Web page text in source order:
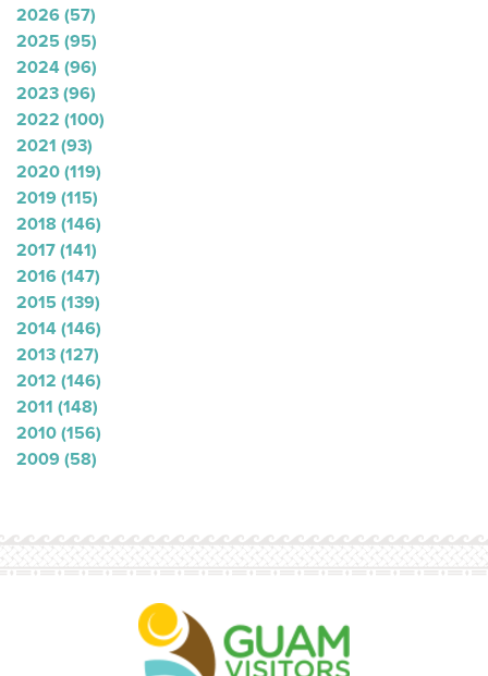
2026(57)
2025 (95)
2024(96)
2023(96)
2022 (100)
2021 (93)
2020(119)
2019 (115)
2018 (146)
2017(141)
2016(147)
2015 (139)
2014(146)
2013(127)
2012 (146)
2011 (148)
2010(156)
2009 (58)